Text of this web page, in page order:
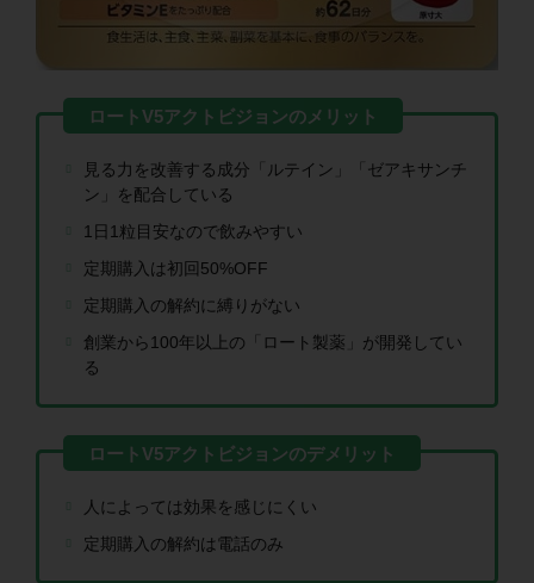
見る力を改善する成分「ルテイン」「ゼアキサンチ
ン」を配合している
1日1粒目安なので飲みやすい
定期購入は初回50%OFF
定期購入の解約に縛りがない
創業から100年以上の「ロート製薬」が開発してい
る
人によっては効果を感じにくい
定期購入の解約は電話のみ